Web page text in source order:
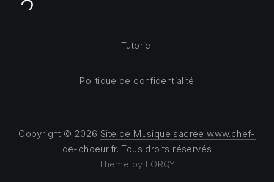
Copyright © 2026 Site de Musique sacrée www.chef-
de-choeur.fr. Tous droits réservés
Theme by FORQY
Tutoriel
Politique de confidentialité